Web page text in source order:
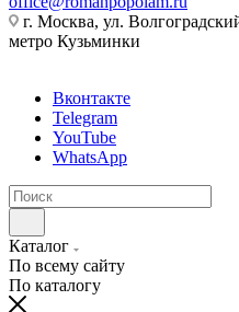
г. Москва, ул.
метро Кузьминки
Вконтакте
Telegram
YouTube
WhatsApp
Каталог
По всему сайту
По каталогу